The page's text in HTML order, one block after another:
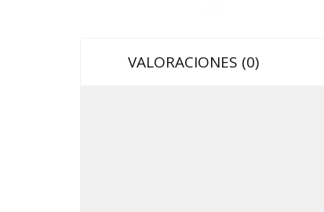
VALORACIONES (0)